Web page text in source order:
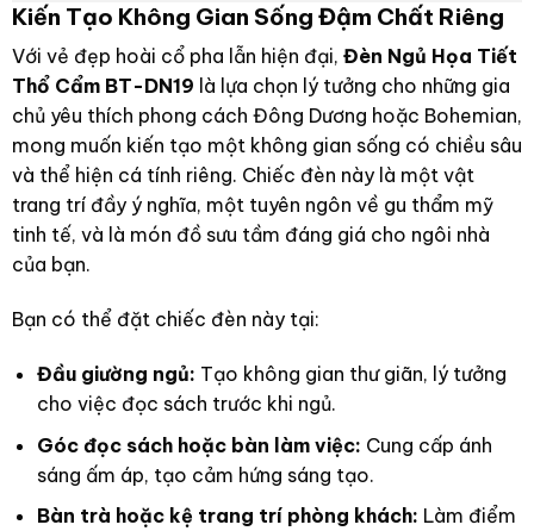
Kiến Tạo Không Gian Sống Đậm Chất Riêng
Với vẻ đẹp hoài cổ pha lẫn hiện đại, Đèn Ngủ Họa Tiết
Thổ Cẩm BT-DN19 là lựa chọn lý tưởng cho những gia
chủ yêu thích phong cách Đông Dương hoặc Bohemian,
mong muốn kiến tạo một không gian sống có chiều sâu
và thể hiện cá tính riêng. Chiếc đèn này là một vật
trang trí đầy ý nghĩa, một tuyên ngôn về gu thẩm mỹ
tinh tế, và là món đồ sưu tầm đáng giá cho ngôi nhà
của bạn.
Bạn có thể đặt chiếc đèn này tại:
Đầu giường ngủ: Tạo không gian thư giãn, lý tưởng
cho việc đọc sách trước khi ngủ.
Góc đọc sách hoặc bàn làm việc: Cung cấp ánh
sáng ấm áp, tạo cảm hứng sáng tạo.
Bàn trà hoặc kệ trang trí phòng khách: Làm điểm